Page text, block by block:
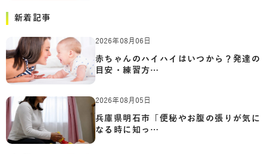
新着記事
2026年08月06日
赤ちゃんのハイハイはいつから？発達の
目安・練習方…
2026年08月05日
兵庫県明石市「便秘やお腹の張りが気に
なる時に知っ…